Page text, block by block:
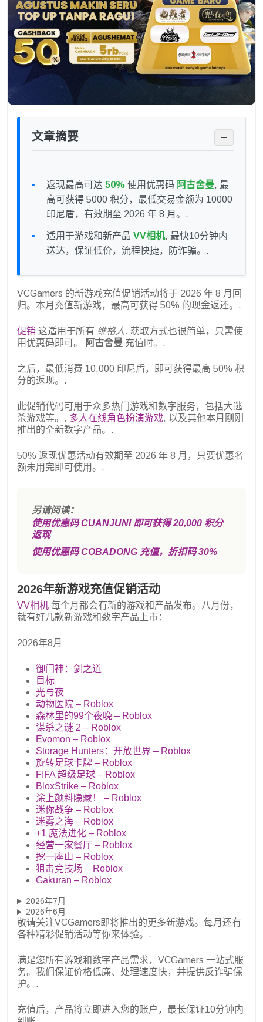
文章摘要 −
返现最高可达 50% 使用优惠码 阿古舍曼, 最
高可获得 5000 积分，最低交易金额为 10000
印尼盾，有效期至 2026 年 8 月。.
适用于游戏和新产品 VV相机, 最快10分钟内
送达，保证低价，流程快捷，防诈骗。.
VCGamers 的新游戏充值促销活动将于 2026 年 8 月回
归。本月充值新游戏，最高可获得 50% 的现金返还。.
促销 这适用于所有 维格人. 获取方式也很简单，只需使
用优惠码即可。
阿古舍曼 充值时。.
之后，最低消费 10,000 印尼盾，即可获得最高 50% 积
分的返现。.
此促销代码可用于众多热门游戏和数字服务，包括大逃
杀游戏等。, 多人在线角色扮演游戏, 以及其他本月刚刚
推出的全新数字产品。.
50% 返现优惠活动有效期至 2026 年 8 月，只要优惠名
额未用完即可使用。.
另请阅读：
使用优惠码 CUANJUNI 即可获得 20,000 积分
返现
使用优惠码 COBADONG 充值，折扣码 30%
2026年新游戏充值促销活动
VV相机 每个月都会有新的游戏和产品发布。八月份，
就有好几款新游戏和数字产品上市：
2026年8月
御门神：剑之道
目标
光与夜
动物医院 – Roblox
森林里的99个夜晚 – Roblox
谋杀之谜 2 – Roblox
Evomon – Roblox
Storage Hunters：开放世界 – Roblox
旋转足球卡牌 – Roblox
FIFA 超级足球 – Roblox
BloxStrike – Roblox
涂上颜料隐藏！ – Roblox
迷你战争 – Roblox
迷雾之海 – Roblox
+1 魔法进化 – Roblox
经营一家餐厅 – Roblox
挖一座山 – Roblox
狙击竞技场 – Roblox
Gakuran – Roblox
2026年7月
2026年6月
敬请关注VCGamers即将推出的更多新游戏。每月还有
各种精彩促销活动等你来体验。.
满足您所有游戏和数字产品需求，VCGamers 一站式服
务。我们保证价格低廉、处理速度快，并提供反诈骗保
护。.
充值后，产品将立即进入您的账户，最长保证10分钟内